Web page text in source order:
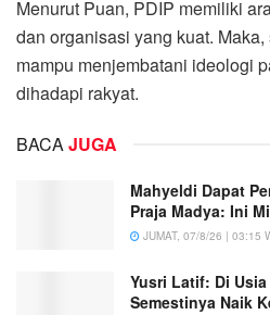
Menurut Puan, PDIP memiliki
dan organisasi yang kuat.
mampu menjembatani ideologi
dihadapi rakyat.
BACAJUGA
Mahyeldi Dapat
Praja Madya: Ini
JUMAT, 07/8/26 | 03:15
Yusri Latif: Di
Semestinya Naik